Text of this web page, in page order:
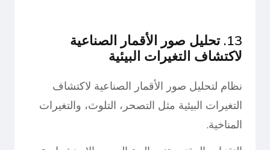
13. تحليل صور الأقمار الصناعية
لاكتشاف التغيرات البيئية
نظام لتحليل صور الأقمار الصناعية لاكتشاف
التغيرات البيئية مثل التصحر، التلوث، والتغيرات
المناخية.